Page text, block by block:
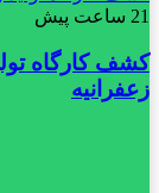
21 ساعت پیش
کشف کارگاه
زعفرانیه